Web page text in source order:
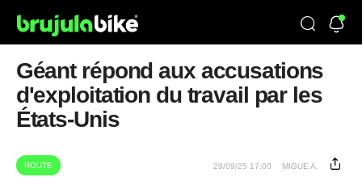
Géant répond aux accusations
d'exploitation du travail par les
États-Unis
ROUTE 29/09/25 17:00 MIGUE A.